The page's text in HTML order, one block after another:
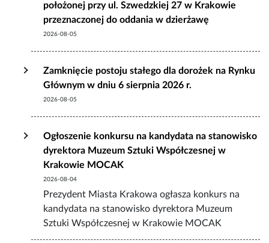
położonej przy ul. Szwedzkiej 27 w Krakowie
przeznaczonej do oddania w dzierżawę
2026-08-05
Zamknięcie postoju stałego dla dorożek na Rynku
Głównym w dniu 6 sierpnia 2026 r.
2026-08-05
Ogłoszenie konkursu na kandydata na stanowisko
dyrektora Muzeum Sztuki Współczesnej w
Krakowie MOCAK
2026-08-04
Prezydent Miasta Krakowa ogłasza konkurs na
kandydata na stanowisko dyrektora Muzeum
Sztuki Współczesnej w Krakowie MOCAK